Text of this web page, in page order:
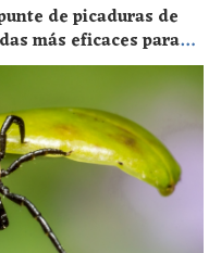
de picaduras de
más eficaces para